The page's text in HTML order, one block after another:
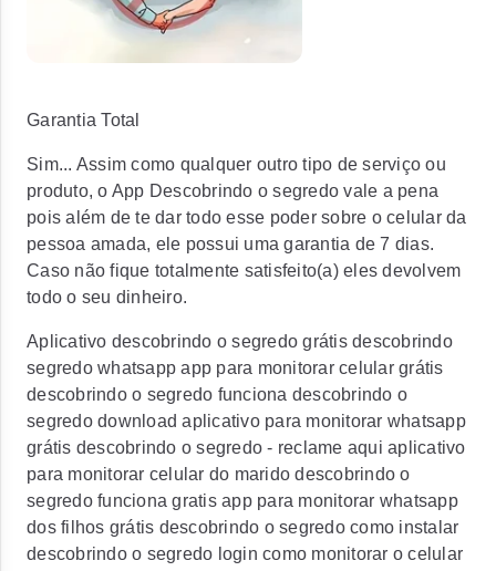
Garantia Total
Sim... Assim como qualquer outro tipo de serviço ou
produto, o App Descobrindo o segredo vale a pena
pois além de te dar todo esse poder sobre o celular da
pessoa amada, ele possui uma garantia de 7 dias.
Caso não fique totalmente satisfeito(a) eles devolvem
todo o seu dinheiro.
Aplicativo descobrindo o segredo grátis descobrindo
segredo whatsapp app para monitorar celular grátis
descobrindo o segredo funciona descobrindo o
segredo download aplicativo para monitorar whatsapp
grátis descobrindo o segredo - reclame aqui aplicativo
para monitorar celular do marido descobrindo o
segredo funciona gratis app para monitorar whatsapp
dos filhos grátis descobrindo o segredo como instalar
descobrindo o segredo login como monitorar o celular